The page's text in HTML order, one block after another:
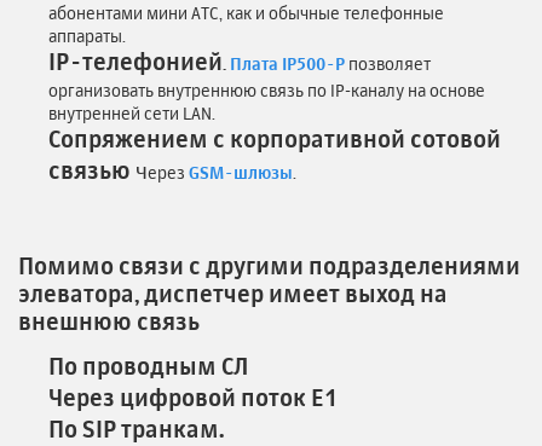
абонентами мини АТС, как и обычные телефонные
аппараты.
IP-телефонией Плата IP500-P позволяет
организовать внутреннюю связь по IP-каналу на основе
внутренней сети LAN.
Сопряжением с корпоративной сотовой
связью через GSM-шлюзы
Помимо связи с другими подразделениями
элеватора, диспетчер имеет выход на
внешнюю связь
По проводным СЛ
Через цифровой поток Е1
По SIP транкам.